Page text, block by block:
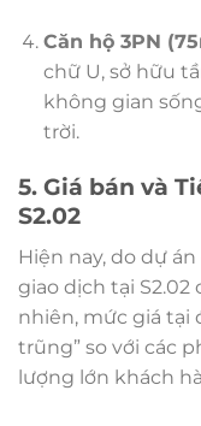
Căn hộ 3PN
chữ U, sở hữu
không gian
trời.
5. Giá bán và
S2.02
Hiện nay, do dự
giao dịch tại S2.02
nhiên, mức giá tại
trũng” so với các
lượng lớn khách